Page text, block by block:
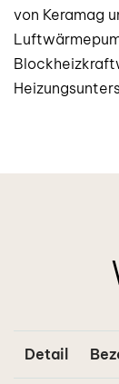
von Keramag
Detail